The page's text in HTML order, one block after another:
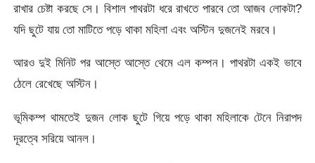
রাখার চেষ্টা করছে সে। বিশাল পাথরটা ধরে রাখতে পারবে তো আজব লোকটা?
যদি ছুটে যায় তো মাটিতে পড়ে থাকা মহিলা এবং অস্টিন দুজনেই মরবে।
আরও দুই মিনিট পর আস্তে আস্তে থেমে এল কম্পন। পাথরটা একই ভাবে
ঠেলে রেখেছে অস্টিন।
ভূমিকম্প থামতেই দুজন লোক ছুটে গিয়ে পড়ে থাকা মহিলাকে টেনে নিরাপদ
দূরত্বে সরিয়ে আনল।